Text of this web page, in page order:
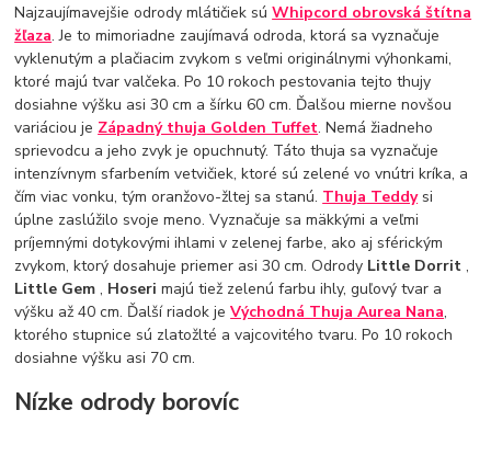
Najzaujímavejšie odrody mlátičiek súWhipcord obrovská štítna
žľaza. Je to mimoriadne zaujímavá odroda, ktorá sa vyznačuje
vyklenutým a plačiacim zvykom s veľmi originálnymi výhonkami,
ktoré majú tvar valčeka. Po 10 rokoch pestovania tejto thujy
dosiahne výšku asi 30 cm a šírku 60 cm. Ďalšou mierne novšou
variáciou je Západný thuja Golden Tuffet. Nemá žiadneho
sprievodcu a jeho zvyk je opuchnutý. Táto thuja sa vyznačuje
intenzívnym sfarbením vetvičiek, ktoré sú zelené vo vnútri kríka, a
čím viac vonku, tým oranžovo-žltej sa stanú. Thuja Teddysi
úplne zaslúžilo svoje meno. Vyznačuje sa mäkkými a veľmi
príjemnými dotykovými ihlami v zelenej farbe, ako aj sférickým
zvykom, ktorý dosahuje priemer asi 30 cm. Odrody Little Dorrit,
Little Gem, Hoserimajú tiež zelenú farbu ihly, guľový tvar a
výšku až 40 cm. Ďalší riadok jeVýchodná Thuja Aurea Nana,
ktorého stupnice sú zlatožlté a vajcovitého tvaru. Po 10 rokoch
dosiahne výšku asi 70 cm.
Nízke odrody borovíc